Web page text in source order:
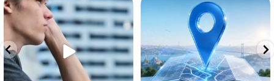
Video, ev kiralarken karşılaşılan
depozito, aidat...
İstanbul’da konaklama için
doğru noktadasınız! 📍✨...